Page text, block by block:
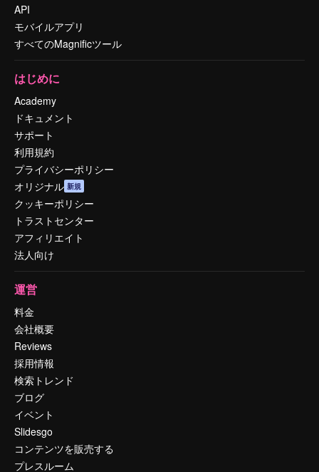
API
モバイルアプリ
すべてのMagnificツール
はじめに
Academy
ドキュメント
サポート
利用規約
プライバシーポリシー
オリジナル 新規
クッキーポリシー
トラストセンター
アフィリエイト
法人向け
運営
料金
会社概要
Reviews
採用情報
検索トレンド
ブログ
イベント
Slidesgo
コンテンツを販売する
プレスルーム